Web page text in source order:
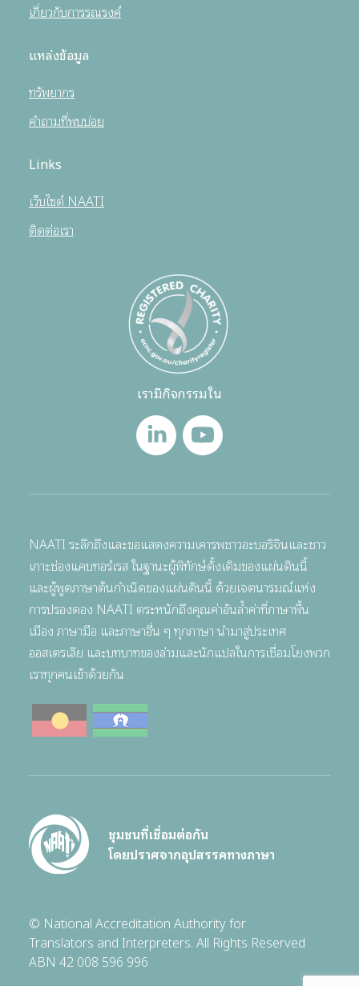
เกี่ยวกับการรณรงค์
แหล่งข้อมูล
ทรัพยากร
คำถามที่พบบ่อย
Links
เว็บไซต์ NAATI
ติดต่อเรา
เรามีกิจกรรมใน
NAATI ระลึกถึงและขอแสดงความเคารพชาวอะบอริจินและชาว
เกาะช่องแคบทอร์เรส ในฐานะผู้พิทักษ์ดั้งเดิมของแผ่นดินนี้
และผู้พูดภาษาต้นกำเนิดของแผ่นดินนี้ ด้วยเจตนารมณ์แห่ง
การปรองดอง NAATI ตระหนักถึงคุณค่าอันล้ำค่าที่ภาษาพื้น
เมือง ภาษามือ และภาษาอื่น ๆ ทุกภาษา นำมาสู่ประเทศ
ออสเตรเลีย และบทบาทของล่ามและนักแปลในการเชื่อมโยงพวก
เราทุกคนเข้าด้วยกัน
ชุมชนที่เชื่อมต่อกัน
โดยปราศจากอุปสรรคทางภาษา
© National Accreditation Authority for
Translators and Interpreters. All Rights Reserved
ABN 42 008 596 996